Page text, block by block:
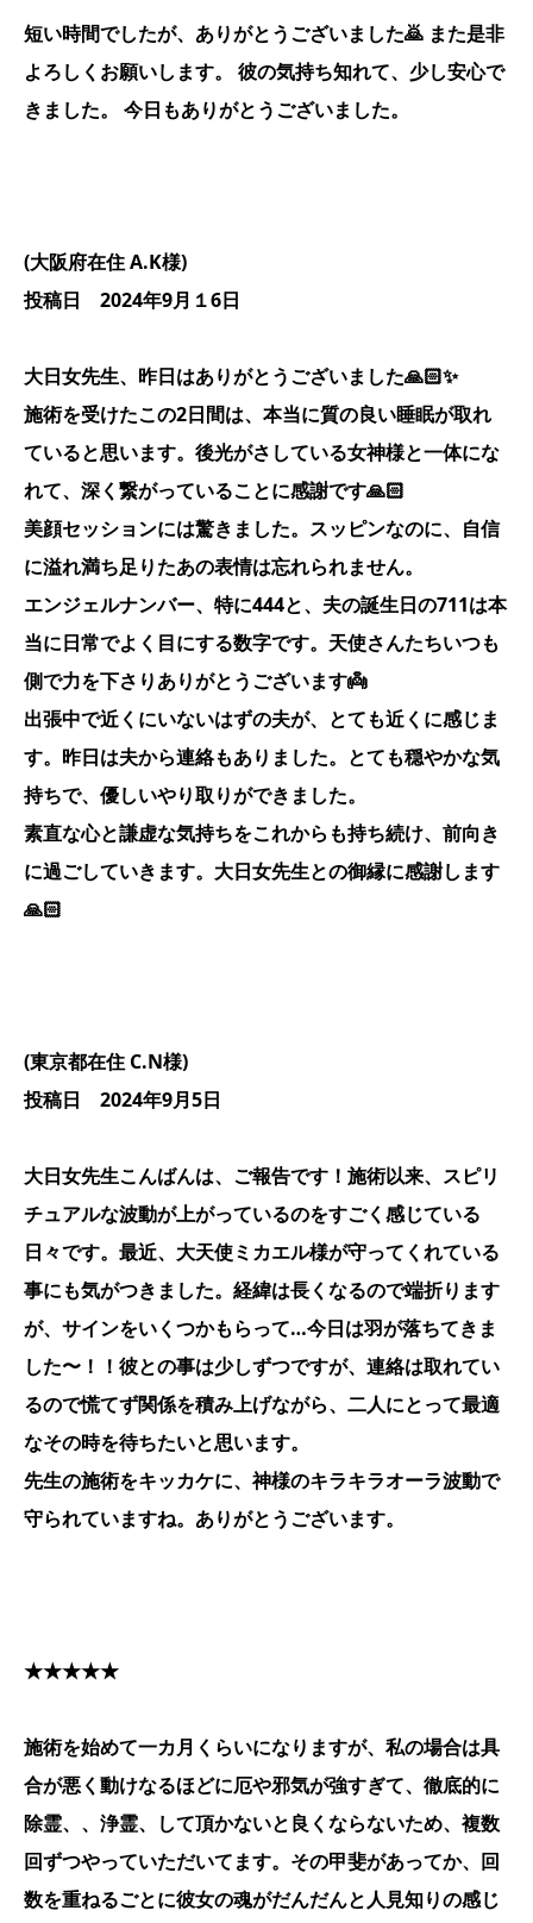
短い時間でしたが、ありがとうございました🙇 また是非
よろしくお願いします。 彼の気持ち知れて、少し安心で
きました。 今日もありがとうございました。
(大阪府在住 A.K様)
投稿日 2024年9月１6日
大日女先生、昨日はありがとうございました🙏🏻✨️
施術を受けたこの2日間は、本当に質の良い睡眠が取れ
ていると思います。後光がさしている女神様と一体にな
れて、深く繋がっていることに感謝です🙏🏻
美顔セッションには驚きました。スッピンなのに、自信
に溢れ満ち足りたあの表情は忘れられません。
エンジェルナンバー、特に444と、夫の誕生日の711は本
当に日常でよく目にする数字です。天使さんたちいつも
側で力を下さりありがとうございます👼
出張中で近くにいないはずの夫が、とても近くに感じま
す。昨日は夫から連絡もありました。とても穏やかな気
持ちで、優しいやり取りができました。
素直な心と謙虚な気持ちをこれからも持ち続け、前向き
に過ごしていきます。大日女先生との御縁に感謝します
🙏🏻
(東京都在住 C.N様)
投稿日 2024年9月5日
大日女先生こんばんは、ご報告です！施術以来、スピリ
チュアルな波動が上がっているのをすごく感じている
日々です。最近、大天使ミカエル様が守ってくれている
事にも気がつきました。経緯は長くなるので端折ります
が、サインをいくつかもらって…今日は羽が落ちてきま
した〜！！彼との事は少しずつですが、連絡は取れてい
るので慌てず関係を積み上げながら、二人にとって最適
なその時を待ちたいと思います。
先生の施術をキッカケに、神様のキラキラオーラ波動で
守られていますね。ありがとうございます。
★★★★★
施術を始めて一カ月くらいになりますが、私の場合は具
合が悪く動けなるほどに厄や邪気が強すぎて、徹底的に
除霊、、浄霊、して頂かないと良くならないため、複数
回ずつやっていただいてます。その甲斐があってか、回
数を重ねるごとに彼女の魂がだんだんと人見知りの感じ